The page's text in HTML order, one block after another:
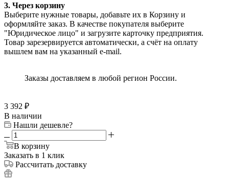
3. Через корзину
Выберите нужные товары, добавьте их в Корзину и
оформляйте заказ. В качестве покупателя выберите
"Юридическое лицо" и загрузите карточку предприятия.
Товар зарезервируется автоматически, а счёт на оплату
вышлем вам на указанный e-mail.
Заказы доставляем в любой регион России.
3 392 ₽
В наличии
Нашли дешевле?
В корзину
Заказать в 1 клик
Рассчитать доставку